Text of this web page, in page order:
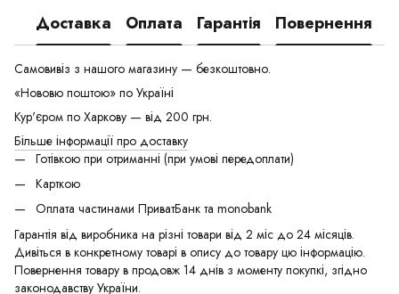
Доставка Оплата Гарантія Повернення
Самовивіз з нашого магазину — безкоштовно.
«Нововю поштою» по Україні
Кур'єром по Харкову — від 200 грн.
Більше інформації про доставку
Готівкою при отриманні (при умові передоплати)
Карткою
Оплата частинами ПриватБанк та monobank
Гарантія від виробника на різні товари від 2 міс до 24 місяців.
Дивіться в конкретному товарі в опису до товару цю інформацію.
Повернення товару в продовж 14 днів з моменту покупкі, згідно
законодавству України.